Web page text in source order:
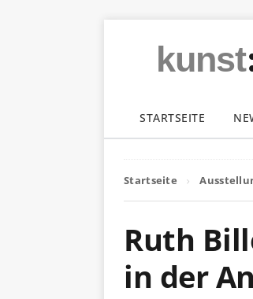
kunst
STARTSEITE
Startseite
Ruth
in der